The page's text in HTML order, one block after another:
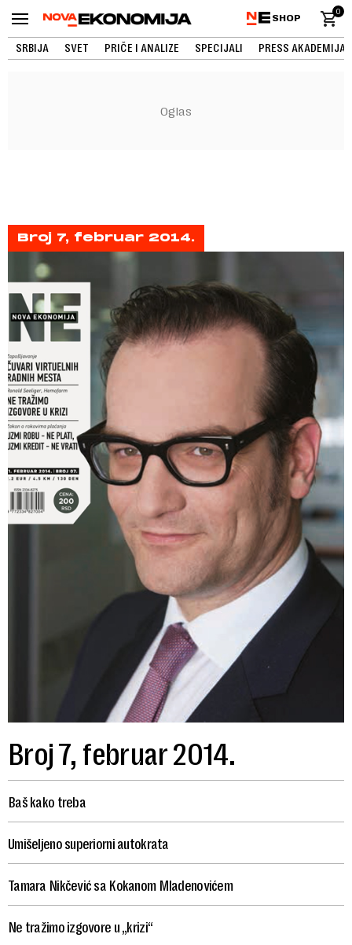
SHOP
0
SRBIJA SVET PRIČE I ANALIZE SPECIJALI PRESS AKADEMIJA
Broj 7, februar 2014.
Broj 7, februar 2014.
Baš kako treba
Umišeljeno superiorni autokrata
Tamara Nikčević sa Kokanom Mladenovićem
Ne tražimo izgovore u „krizi“